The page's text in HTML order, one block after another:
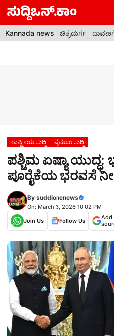
Skip
content
Kannada news ಚಿತ್ರದುರ್ಗ
ರಾಷ್ಟ್ರೀಯ ಸುದ್ದಿ ಪ್ರಮುಖ ಸುದ್ದಿ
ಪಶ್ಚಿಮ ಏಷ್ಯಾ ಯುದ್ಧ:
ಪೂರೈಕೆಯ ಭರವಸೆ
By suddionenews
On: March 3, 2026 10:02 PM
Join Us
Follow Us
Add